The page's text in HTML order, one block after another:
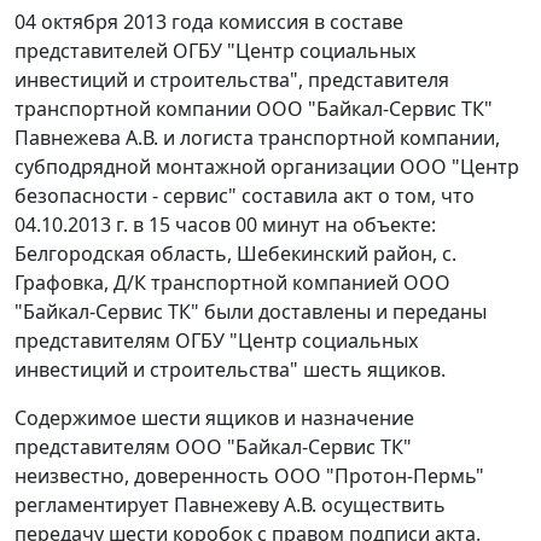
04 октября 2013 года комиссия в составе
представителей ОГБУ "Центр социальных
инвестиций и строительства", представителя
транспортной компании ООО "Байкал-Сервис ТК"
Павнежева А.В. и логиста транспортной компании,
субподрядной монтажной организации ООО "Центр
безопасности - сервис" составила акт о том, что
04.10.2013 г. в 15 часов 00 минут на объекте:
Белгородская область, Шебекинский район, с.
Графовка, Д/К транспортной компанией ООО
"Байкал-Сервис ТК" были доставлены и переданы
представителям ОГБУ "Центр социальных
инвестиций и строительства" шесть ящиков.
Содержимое шести ящиков и назначение
представителям ООО "Байкал-Сервис ТК"
неизвестно, доверенность ООО "Протон-Пермь"
регламентирует Павнежеву А.В. осуществить
передачу шести коробок с правом подписи акта.